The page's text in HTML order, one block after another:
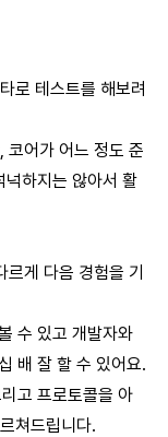
로 테스트를 해보려
코어가 어느 정도 준
넉하지는 않아서 활
르게 다음 경험을 기
수 있고 개발자와
배 잘 할 수 있어요.
고 프로토콜을 아
쳐드립니다.